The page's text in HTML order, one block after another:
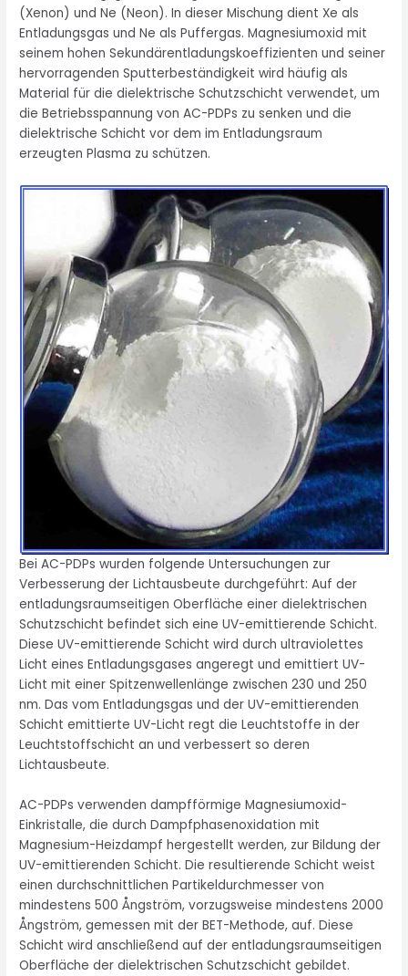
(Xenon) und Ne (Neon). In dieser Mischung dient Xe als
Entladungsgas und Ne als Puffergas. Magnesiumoxid mit
seinem hohen Sekundärentladungskoeffizienten und seiner
hervorragenden Sputterbeständigkeit wird häufig als
Material für die dielektrische Schutzschicht verwendet, um
die Betriebsspannung von AC-PDPs zu senken und die
dielektrische Schicht vor dem im Entladungsraum
erzeugten Plasma zu schützen.
Bei AC-PDPs wurden folgende Untersuchungen zur
Verbesserung der Lichtausbeute durchgeführt: Auf der
entladungsraumseitigen Oberfläche einer dielektrischen
Schutzschicht befindet sich eine UV-emittierende Schicht.
Diese UV-emittierende Schicht wird durch ultraviolettes
Licht eines Entladungsgases angeregt und emittiert UV-
Licht mit einer Spitzenwellenlänge zwischen 230 und 250
nm. Das vom Entladungsgas und der UV-emittierenden
Schicht emittierte UV-Licht regt die Leuchtstoffe in der
Leuchtstoffschicht an und verbessert so deren
Lichtausbeute.
AC-PDPs verwenden dampfförmige Magnesiumoxid-
Einkristalle, die durch Dampfphasenoxidation mit
Magnesium-Heizdampf hergestellt werden, zur Bildung der
UV-emittierenden Schicht. Die resultierende Schicht weist
einen durchschnittlichen Partikeldurchmesser von
mindestens 500 Ångström, vorzugsweise mindestens 2000
Ångström, gemessen mit der BET-Methode, auf. Diese
Schicht wird anschließend auf der entladungsraumseitigen
Oberfläche der dielektrischen Schutzschicht gebildet.